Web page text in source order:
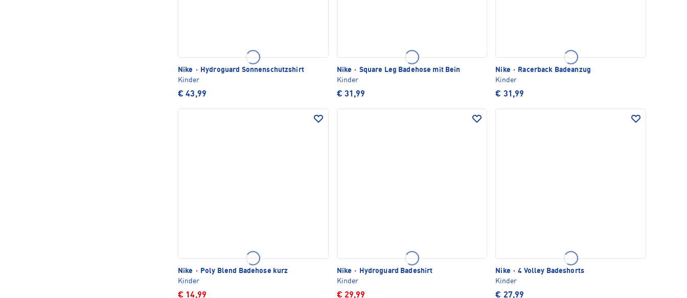
Nike ·
Hydroguard Sonnenschutzshirt
Kinder
€ 43,99
Nike · Square Leg Badehose mit Bein
Kinder
€ 31,99
Nike ·
Racerback Badeanzug
Kinder
€ 31,99
Nike ·
Poly Blend Badehose kurz
Kinder
€ 14,99
Nike ·
Hydroguard Badeshirt
Kinder
€ 29,99
Nike · 4 Volley Badeshorts
Kinder
€ 27,99